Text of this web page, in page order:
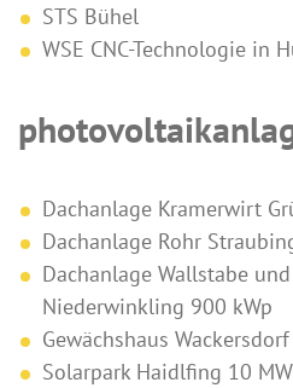
STS Bühel
WSE CNC-Technologie in
Dachanlage Kramerwirt
Dachanlage Rohr
Dachanlage Wallstabe
Niederwinkling 900 kWp
Gewächshaus
Solarpark Haidlfing 10 MW